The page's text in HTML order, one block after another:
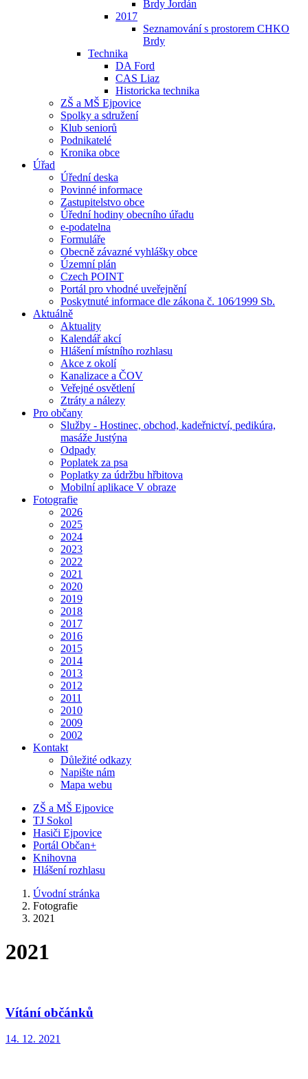
Brdy Jordán
2017
Seznamování s prostorem CHKO
Brdy
Technika
DA Ford
CAS Liaz
Historicka technika
ZŠ a MŠ Ejpovice
Spolky a sdružení
Klub seniorů
Podnikatelé
Kronika obce
Úřad
Úřední deska
Povinné informace
Zastupitelstvo obce
Úřední hodiny obecního úřadu
e-podatelna
Formuláře
Obecně závazné vyhlášky obce
Územní plán
Czech POINT
Portál pro vhodné uveřejnění
Poskytnuté informace dle zákona č. 106⁄1999 Sb.
Aktuálně
Aktuality
Kalendář akcí
Hlášení místního rozhlasu
Akce z okolí
Kanalizace a ČOV
Veřejné osvětlení
Ztráty a nálezy
Pro občany
Služby - Hostinec, obchod, kadeřnictví, pedikúra,
masáže Justýna
Odpady
Poplatek za psa
Poplatky za údržbu hřbitova
Mobilní aplikace V obraze
Fotografie
2026
2025
2024
2023
2022
2021
2020
2019
2018
2017
2016
2015
2014
2013
2012
2011
2010
2009
2002
Kontakt
Důležité odkazy
Napište nám
Mapa webu
ZŠ a MŠ Ejpovice
TJ Sokol
Hasiči Ejpovice
Portál Občan+
Knihovna
Hlášení rozhlasu
Úvodní stránka
Fotografie
2021
2021
Vítání občánků
14. 12. 2021